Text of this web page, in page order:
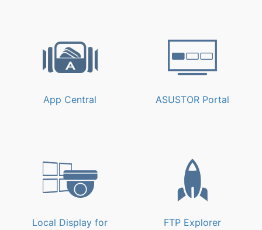
App Central ASUSTOR Portal
Local Display for
FTP Explorer